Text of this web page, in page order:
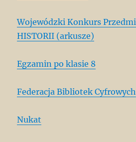
Wojewódzki Konkurs
HISTORII (arkusze)
Egzamin po klasie 8
Federacja Bibliotek Cyfrowych
Nukat